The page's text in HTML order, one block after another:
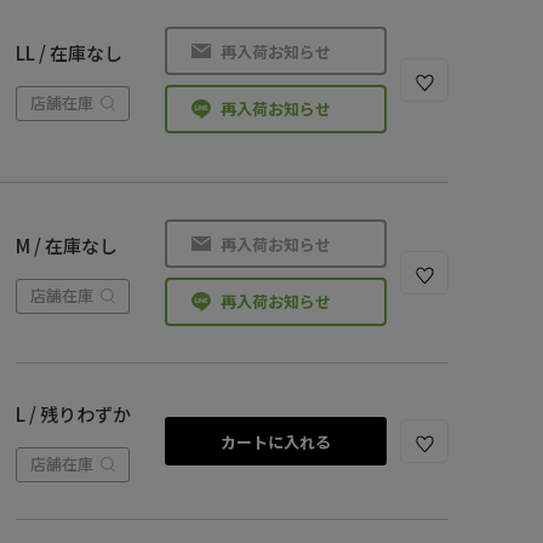
LL / 在庫なし
店舗在庫
再入荷お知らせ
再入荷お知らせ
M / 在庫なし
店舗在庫
再入荷お知らせ
再入荷お知らせ
L / 残りわずか
店舗在庫
カートに入れる